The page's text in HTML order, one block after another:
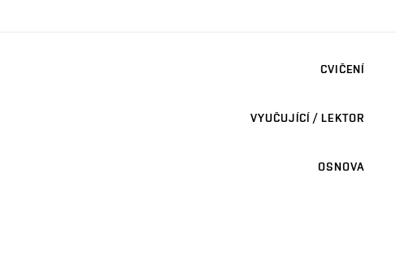
CVIČENÍ
VYUČUJÍCÍ / LEKTOR
OSNOVA